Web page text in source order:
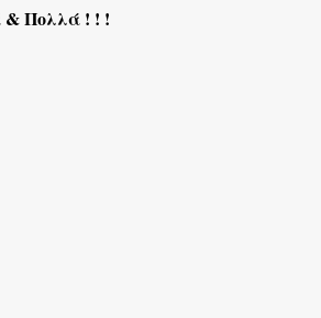
& Πολλά ! ! !